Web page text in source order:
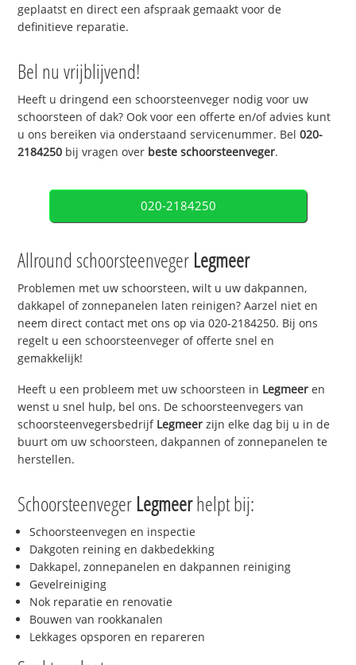
geplaatst en direct een afspraak gemaakt voor de
definitieve reparatie.
Bel nu vrijblijvend!
Heeft u dringend een schoorsteenveger nodig voor uw
schoorsteen of dak? Ook voor een offerte en/of advies kunt
u ons bereiken via onderstaand servicenummer. Bel020-
2184250 bij vragen over beste schoorsteenveger.
020-2184250
Allround schoorsteenveger Legmeer
Problemen met uw schoorsteen, wilt u uw dakpannen,
dakkapel of zonnepanelen laten reinigen? Aarzel niet en
neem direct contact met ons op via 020-2184250. Bij ons
regelt u een schoorsteenveger of offerte snel en
gemakkelijk!
Heeft u een probleem met uw schoorsteen in Legmeer en
wenst u snel hulp, bel ons. De schoorsteenvegers van
schoorsteenvegersbedrijf Legmeer zijn elke dag bij u in de
buurt om uw schoorsteen, dakpannen of zonnepanelen te
herstellen.
Schoorsteenveger Legmeerhelpt bij:
Schoorsteenvegen en inspectie
Dakgoten reining en dakbedekking
Dakkapel, zonnepanelen en dakpannen reiniging
Gevelreiniging
Nok reparatie en renovatie
Bouwen van rookkanalen
Lekkages opsporen en repareren